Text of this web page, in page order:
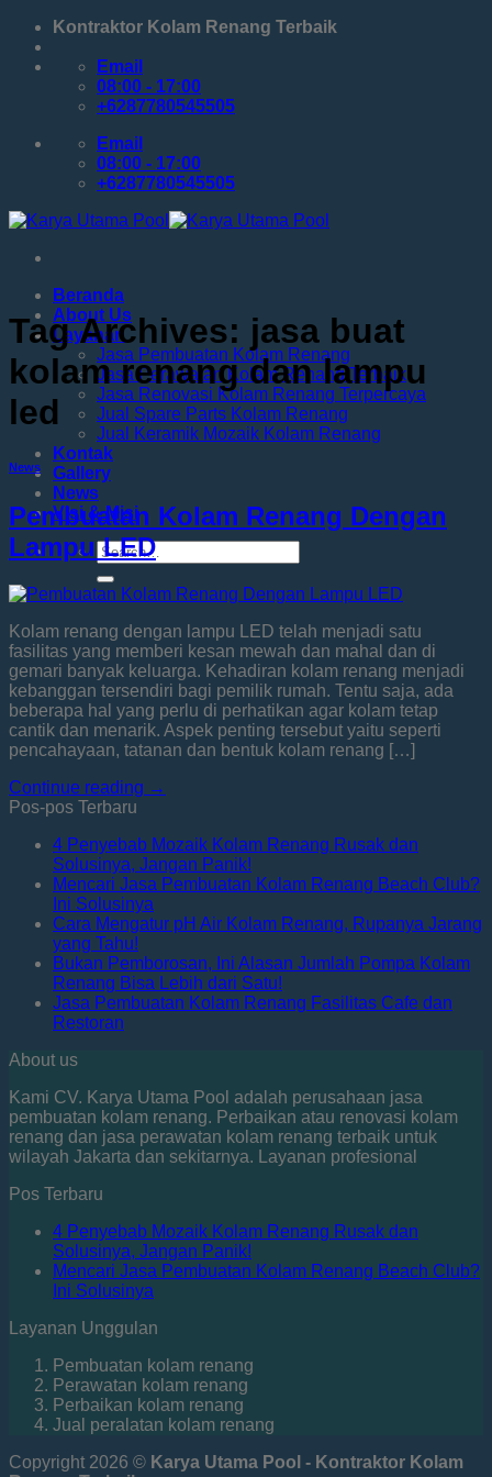
Skip
content
Kontraktor Kolam Renang Terbaik
Email
08:00 - 17:00
+6287780545505
Email
08:00 - 17:00
+6287780545505
Beranda
About Us
Layanan
Jasa Pembuatan Kolam Renang
Jasa Perawatan Kolam Renang Terbaik
Jasa Renovasi Kolam Renang Terpercaya
Jual Spare Parts Kolam Renang
Jual Keramik Mozaik Kolam Renang
Kontak
Gallery
News
Visi & Misi
Tag Archives: jasa buat
kolam renang dan lampu
led
News
Pembuatan Kolam Renang Dengan
Lampu LED
Kolam renang dengan lampu LED telah menjadi satu
fasilitas yang memberi kesan mewah dan mahal dan di
gemari banyak keluarga. Kehadiran kolam renang menjadi
kebanggan tersendiri bagi pemilik rumah. Tentu saja, ada
beberapa hal yang perlu di perhatikan agar kolam tetap
cantik dan menarik. Aspek penting tersebut yaitu seperti
pencahayaan, tatanan dan bentuk kolam renang […]
Continue reading →
Pos-pos Terbaru
4 Penyebab Mozaik Kolam Renang Rusak dan
Solusinya, Jangan Panik!
Mencari Jasa Pembuatan Kolam Renang Beach Club?
Ini Solusinya
Cara Mengatur pH Air Kolam Renang, Rupanya Jarang
yang Tahu!
Bukan Pemborosan, Ini Alasan Jumlah Pompa Kolam
Renang Bisa Lebih dari Satu!
Jasa Pembuatan Kolam Renang Fasilitas Cafe dan
Restoran
About us
Kami CV. Karya Utama Pool adalah perusahaan jasa
pembuatan kolam renang. Perbaikan atau renovasi kolam
renang dan jasa perawatan kolam renang terbaik untuk
wilayah Jakarta dan sekitarnya. Layanan profesional
Pos Terbaru
4 Penyebab Mozaik Kolam Renang Rusak dan
Solusinya, Jangan Panik!
Mencari Jasa Pembuatan Kolam Renang Beach Club?
Ini Solusinya
Layanan Unggulan
Pembuatan kolam renang
Perawatan kolam renang
Perbaikan kolam renang
Jual peralatan kolam renang
Copyright 2026 © Karya Utama Pool - Kontraktor Kolam